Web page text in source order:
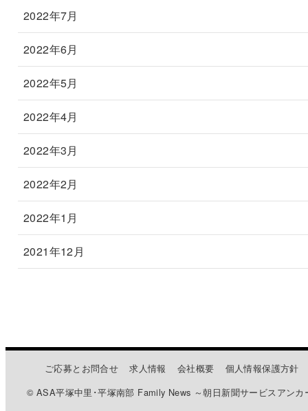
2022年7月
2022年6月
2022年5月
2022年4月
2022年3月
2022年2月
2022年1月
2021年12月
ご応募とお問合せ 求人情報 会社概要
個人情報保護方針
© ASA平塚中里･平塚南部 Family News ～朝日新聞サービスアンカ